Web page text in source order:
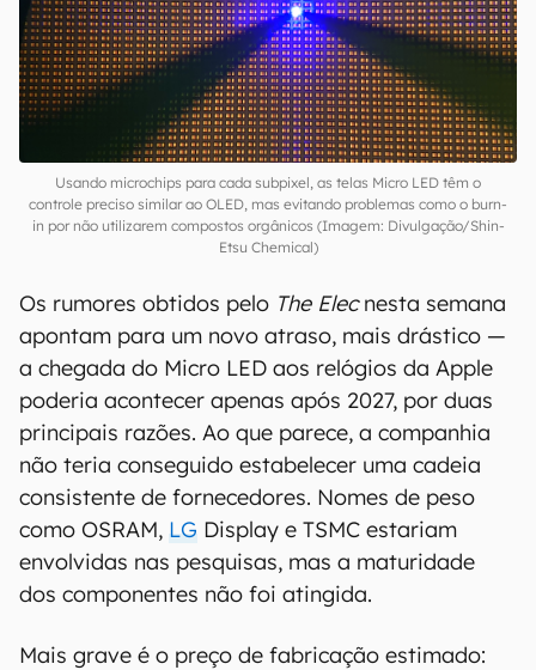
Usando microchips para cada subpixel, as telas Micro LED têm o
controle preciso similar ao OLED, mas evitando problemas como o burn-
in por não utilizarem compostos orgânicos (Imagem: Divulgação/Shin-
Etsu Chemical)
Os rumores obtidos pelo The Elecnesta semana
apontam para um novo atraso, mais drástico —
a chegada do Micro LED aos relógios da Apple
poderia acontecer apenas após 2027, por duas
principais razões. Ao que parece, a companhia
não teria conseguido estabelecer uma cadeia
consistente de fornecedores. Nomes de peso
como OSRAM, LG Display e TSMC estariam
envolvidas nas pesquisas, mas a maturidade
dos componentes não foi atingida.
Mais grave é o preço de fabricação estimado: